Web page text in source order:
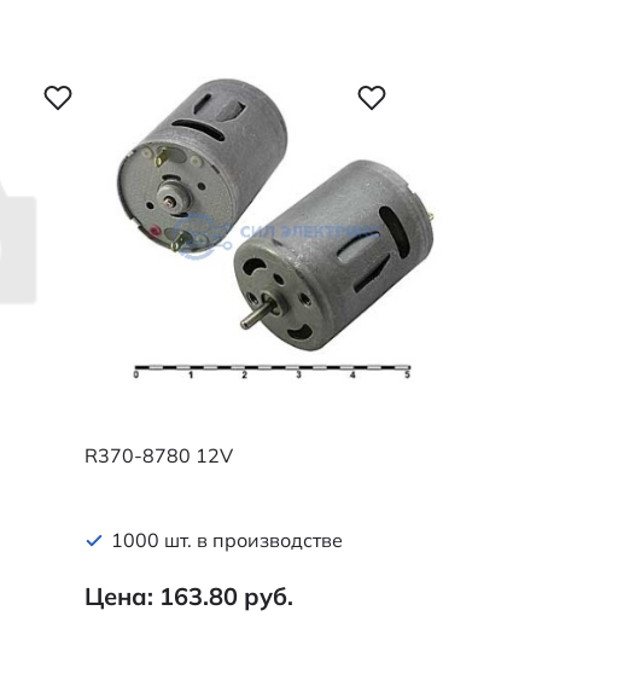
R370-8780 12V
1000 шт. в производстве
Цена: 163.80 руб.